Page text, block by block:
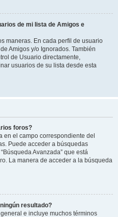
de mi lista de Amigos e
maneras. En cada perfil de usuario
Amigos y/o Ignorados. También
de Usuario directamente,
usuarios de su lista desde esta
foros?
en el campo correspondiente del
Puede acceder a búsquedas
Avanzada” que está
La manera de acceder a la búsqueda
resultado?
e incluye muchos términos